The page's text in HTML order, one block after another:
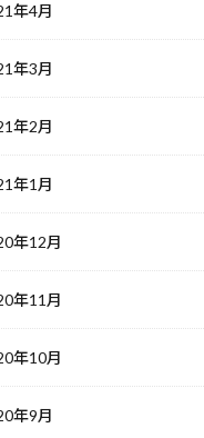
年4月
年3月
年2月
年1月
年12月
年11月
年10月
年9月